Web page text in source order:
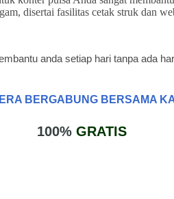
disertai fasilitas cetak struk dan
anda setiap hari tanpa ada
BERGABUNG BERSAMA
100%GRATIS